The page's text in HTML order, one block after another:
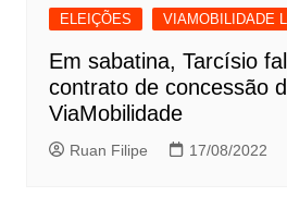
ELEIÇÕES VIAMOBILIDADE
Em sabatina, Tarcísio
contrato de concessão
ViaMobilidade
Ruan Filipe 17/08/2022